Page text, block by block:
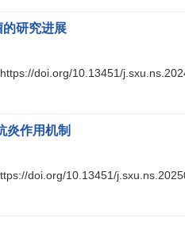
研究进展
https://doi.org/10.13451/
炎作用机制
doi.org/10.13451/